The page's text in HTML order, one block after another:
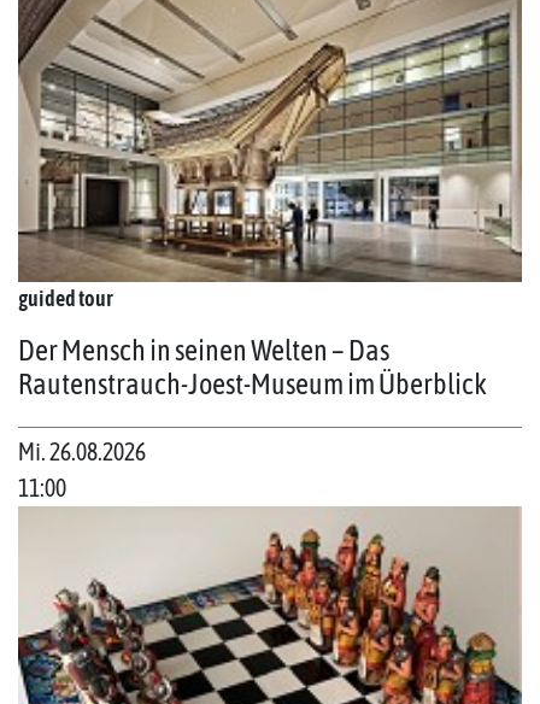
guided tour
Der Mensch in seinen Welten – Das
Rautenstrauch-Joest-Museum im Überblick
Mi. 26.08.2026
11:00